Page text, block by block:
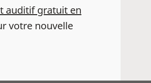
auditif gratuit en
votre nouvelle